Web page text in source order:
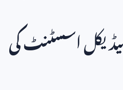
اسسٹنٹ کی